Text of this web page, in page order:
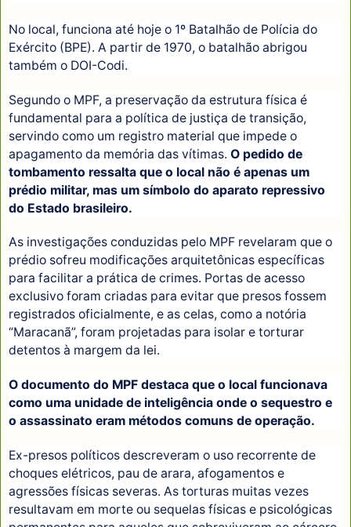
No local, funciona até hoje o 1º Batalhão de Polícia do
Exército (BPE). A partir de 1970, o batalhão abrigou
também o DOI-Codi.
Segundo o MPF, a preservação da estrutura física é
fundamental para a política de justiça de transição,
servindo como um registro material que impede o
apagamento da memória das vítimas. O pedido de
tombamento ressalta que o local não é apenas um
prédio militar, mas um símbolo do aparato repressivo
do Estado brasileiro.
As investigações conduzidas pelo MPF revelaram que o
prédio sofreu modificações arquitetônicas específicas
para facilitar a prática de crimes. Portas de acesso
exclusivo foram criadas para evitar que presos fossem
registrados oficialmente, e as celas, como a notória
“Maracanã”, foram projetadas para isolar e torturar
detentos à margem da lei.
O documento do MPF destaca que o local funcionava
como uma unidade de inteligência onde o sequestro e
o assassinato eram métodos comuns de operação.
Ex-presos políticos descreveram o uso recorrente de
choques elétricos, pau de arara, afogamentos e
agressões físicas severas. As torturas muitas vezes
resultavam em morte ou sequelas físicas e psicológicas